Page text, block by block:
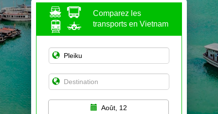
Comparez les
transports en Vietnam
Août, 12